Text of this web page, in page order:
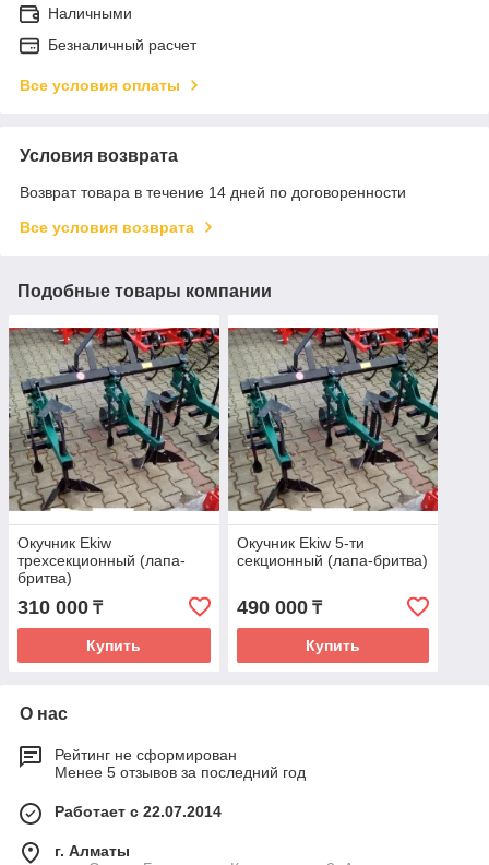
Наличными
Безналичный расчет
Все условия оплаты
Условия возврата
Возврат товара в течение 14 дней по договоренности
Все условия возврата
Подобные товары компании
Окучник Ekiw
трехсекционный (лапа-
бритва)
310 000 ₸
Купить
Окучник Ekiw 5-ти
секционный (лапа-бритва)
490 000₸
Купить
О нас
Рейтинг не сформирован
Менее 5 отзывов за последний год
Работает с 22.07.2014
г. Алматы